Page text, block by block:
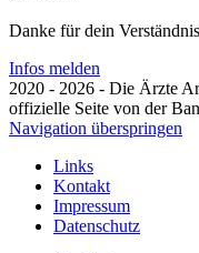
Danke für dein
Infos melden
2020 - 2026 - Die Ärzte
offizielle Seite von der
Navigation überspringen
Links
Kontakt
Impressum
Datenschutz